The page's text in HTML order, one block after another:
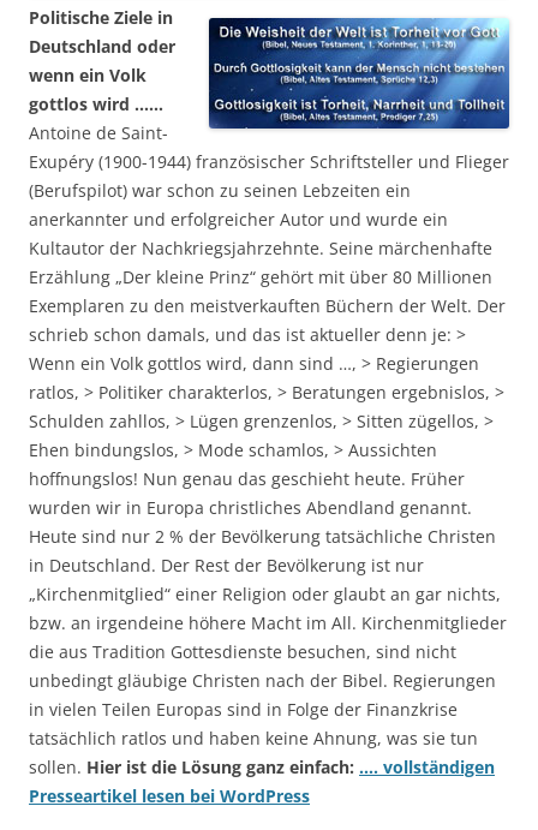
Politische Ziele in
Deutschland oder
wenn ein Volk
gottlos wird ……
Antoine de Saint-
Exupéry (1900-1944) französischer Schriftsteller und Flieger
(Berufspilot) war schon zu seinen Lebzeiten ein
anerkannter und erfolgreicher Autor und wurde ein
Kultautor der Nachkriegsjahrzehnte. Seine märchenhafte
Erzählung „Der kleine Prinz“ gehört mit über 80 Millionen
Exemplaren zu den meistverkauften Büchern der Welt. Der
schrieb schon damals, und das ist aktueller denn je: >
Wenn ein Volk gottlos wird, dann sind …, > Regierungen
ratlos, > Politiker charakterlos, > Beratungen ergebnislos, >
Schulden zahllos, > Lügen grenzenlos, > Sitten zügellos, >
Ehen bindungslos, > Mode schamlos, > Aussichten
hoffnungslos! Nun genau das geschieht heute. Früher
wurden wir in Europa christliches Abendland genannt.
Heute sind nur 2 % der Bevölkerung tatsächliche Christen
in Deutschland. Der Rest der Bevölkerung ist nur
„Kirchenmitglied“ einer Religion oder glaubt an gar nichts,
bzw. an irgendeine höhere Macht im All. Kirchenmitglieder
die aus Tradition Gottesdienste besuchen, sind nicht
unbedingt gläubige Christen nach der Bibel. Regierungen
in vielen Teilen Europas sind in Folge der Finanzkrise
tatsächlich ratlos und haben keine Ahnung, was sie tun
sollen. Hier ist die Lösung ganz einfach: …. vollständigen
Presseartikel lesen bei WordPress